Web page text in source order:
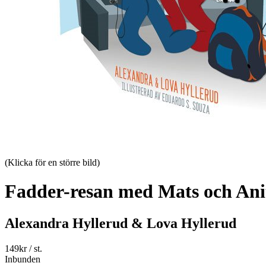
(Klicka för en större bild)
Fadder-resan med Mats och
Alexandra Hyllerud & Lova Hyllerud
149kr/ st.
Inbunden